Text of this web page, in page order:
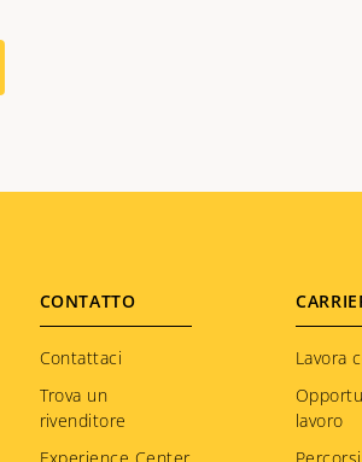
CONTATTO
Contattaci
Trova un
rivenditore
Lavora
lavoro